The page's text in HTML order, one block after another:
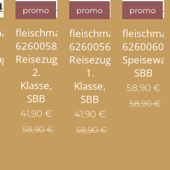
fleischmann
6260058
Reisezugwagen
2.
Klasse,
SBB
promo
41,90 €
58,90€
fleischmann
6260056
Reisezugwagen
1.
Klasse,
SBB
promo
41,90 €
58,90€
6260060
SBB
promo
58,90€
58,90€